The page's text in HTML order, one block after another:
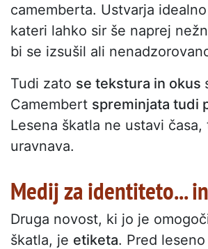
camemberta. Ustvarja
kateri lahko sir še naprej
bi se izsušil ali
Tudi zato se tekstura in okus
Camembert spreminjata tudi
Lesena škatla ne ustavi časa,
uravnava.
Medij za identiteto...
Druga novost, ki jo je
škatla, je etiketa. Pred